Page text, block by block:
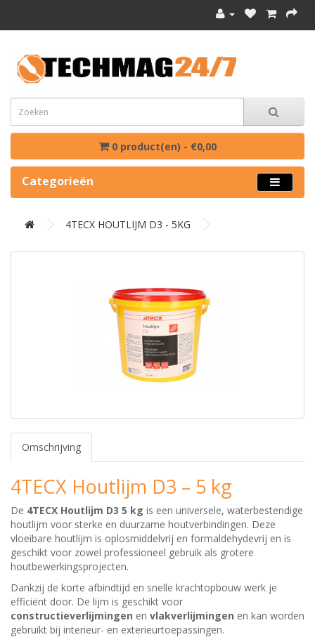
0 product(en) - €0,00
Categorieën
4TECX HOUTLIJM D3 - 5KG
Omschrijving
4TECX Houtlijm D3 – 5 kg
De 4TECX Houtlijm D3 5 kg is een universele, waterbestendige
houtlijm voor sterke en duurzame houtverbindingen. Deze
vloeibare houtlijm is oplosmiddelvrij en formaldehydevrij en is
geschikt voor zowel professioneel gebruik als grotere
houtbewerkingsprojecten.
Dankzij de korte afbindtijd en snelle krachtopbouw werk je
efficiënt door. De lijm is geschikt voor
constructieverlijmingen en vlakverlijmingen en kan worden
gebruikt bij interieur- en exterieurtoepassingen.